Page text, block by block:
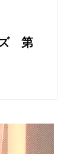
ズ 第